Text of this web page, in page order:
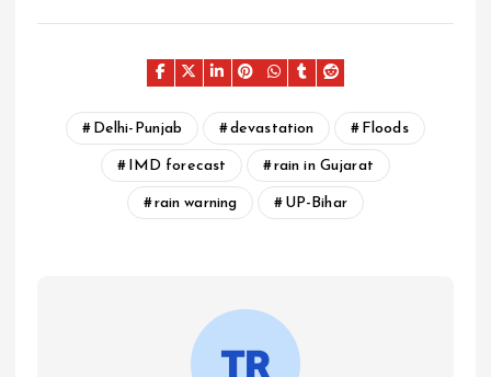
Delhi-Punjab devastation Floods
IMD forecast rain in Gujarat
rain warning UP-Bihar